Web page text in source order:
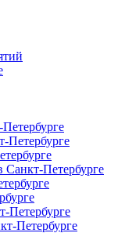
Петербурге
Петербурге
Петербурге
Петербурге